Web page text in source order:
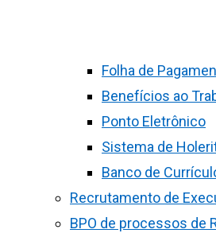
Folha de
Benefícios ao
Ponto Eletrônico
Sistema de
Banco de
Recrutamento de
BPO de processos de